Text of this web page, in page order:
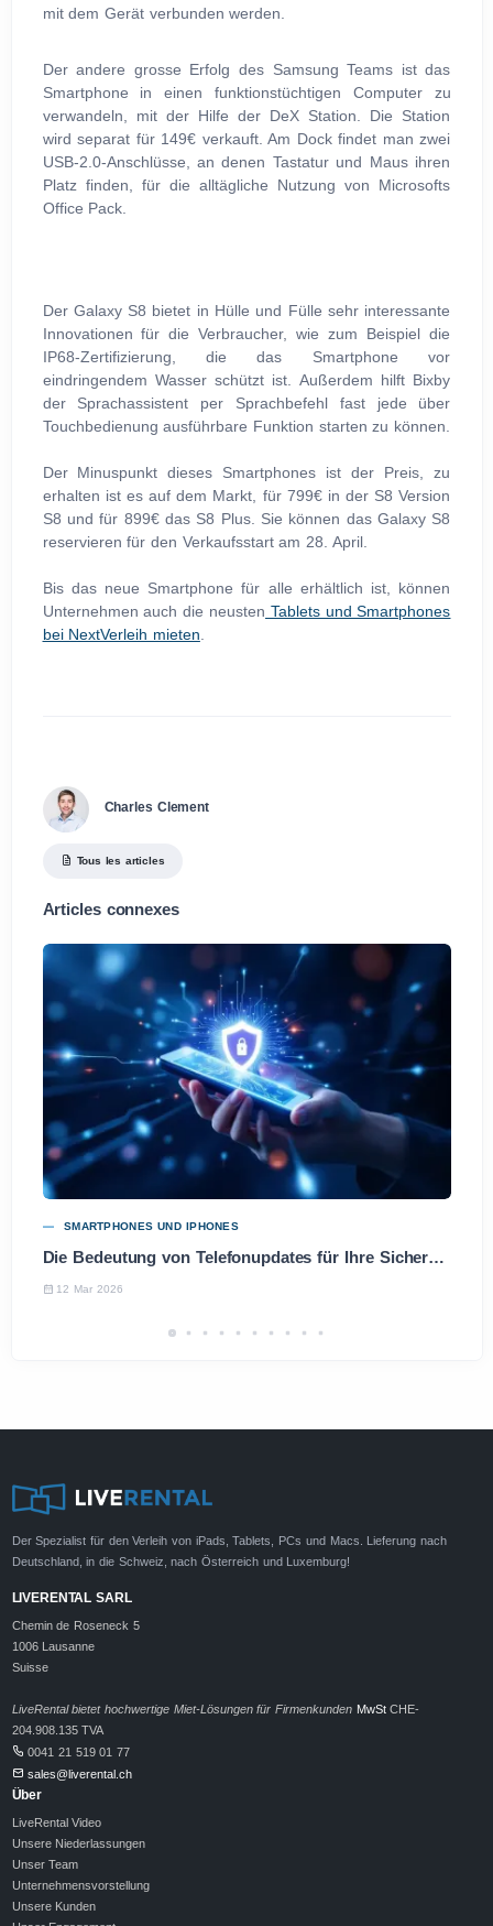
mit dem Gerät verbunden werden.
Der andere grosse Erfolg des Samsung Teams ist das
Smartphone in einen funktionstüchtigen Computer zu
verwandeln, mit der Hilfe der DeX Station. Die Station
wird separat für 149€ verkauft. Am Dock findet man zwei
USB-2.0-Anschlüsse, an denen Tastatur und Maus ihren
Platz finden, für die alltägliche Nutzung von Microsofts
Office Pack.
Der Galaxy S8 bietet in Hülle und Fülle sehr interessante
Innovationen für die Verbraucher, wie zum Beispiel die
IP68-Zertifizierung, die das Smartphone vor
eindringendem Wasser schützt ist. Außerdem hilft Bixby
der Sprachassistent per Sprachbefehl fast jede über
Touchbedienung ausführbare Funktion starten zu können.
Der Minuspunkt dieses Smartphones ist der Preis, zu
erhalten ist es auf dem Markt, für 799€ in der S8 Version
S8 und für 899€ das S8 Plus. Sie können das Galaxy S8
reservieren für den Verkaufsstart am 28. April.
Bis das neue Smartphone für alle erhältlich ist, können
Unternehmen auch die neusten Tablets und Smartphones
bei NextVerleih mieten
Charles Clement
Tous les articles
Articles connexes
SMARTPHONES UND IPHONES
Die Bedeutung von Telefonupdates für Ihre Sicherheit und Leistung
12 Mar 2026
Der Spezialist für den Verleih von iPads, Tablets, PCs und Macs. Lieferung nach
Deutschland, in die Schweiz, nach Österreich und Luxemburg!
LIVERENTAL SARL
Chemin de Roseneck 5
1006 Lausanne
Suisse
LiveRental bietet hochwertige Miet-Lösungen für Firmenkunden MwStCHE-
204.908.135 TVA
0041 21 519 01 77
sales@liverental.ch
Über
LiveRental Video
Unsere Niederlassungen
Unser Team
Unternehmensvorstellung
Unsere Kunden